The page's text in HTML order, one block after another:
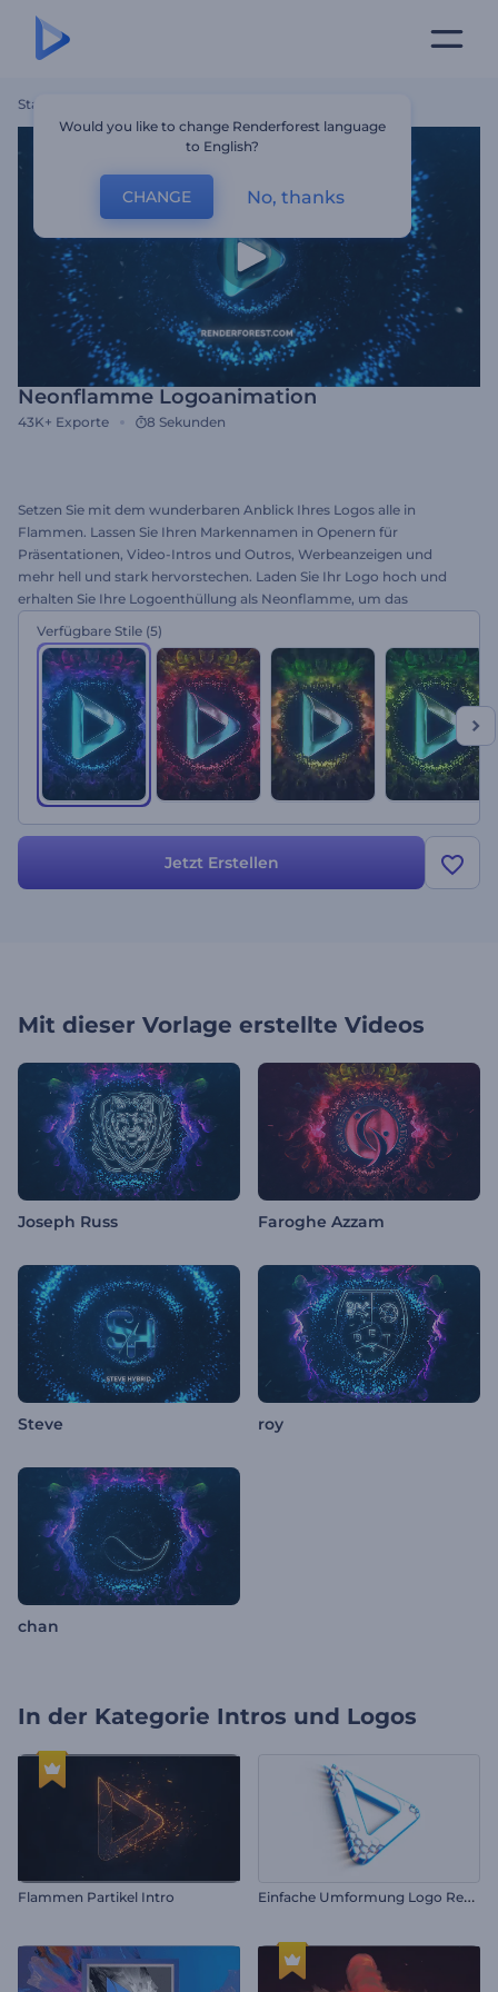
Startseite
Neonflamme Logoanimation
43K+ Exporte 8 Sekunden
Setzen Sie mit dem wunderbaren Anblick Ihres Logos alle in
Flammen. Lassen Sie Ihren Markennamen in Openern für
Präsentationen, Video-Intros und Outros, Werbeanzeigen und
mehr hell und stark hervorstechen. Laden Sie Ihr Logo hoch und
erhalten Sie Ihre Logoenthüllung als Neonflamme, um das
Erfolgsweg zu kennzeichnen. Dies ist Ihre Chance mit neuer
Energie zu leuchten. Testen Sie jetzt!
Verfügbare Stile (5)
Jetzt Erstellen
Mit dieser Vorlage erstellte Videos
Joseph Russ Faroghe Azzam
Steve roy
chan
In der Kategorie Intros und Logos
Flammen Partikel Intro E
infache Umformung Logo Reveal
Would you like to change Renderforest language
to English?
CHANGE No, thanks